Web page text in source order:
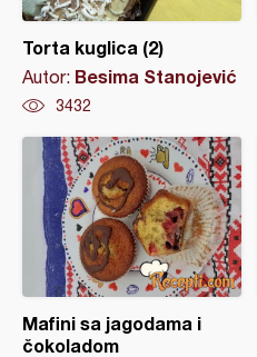
Torta kuglica (2)
Autor: Besima Stanojević
3432
Mafini sa jagodama i
čokoladom